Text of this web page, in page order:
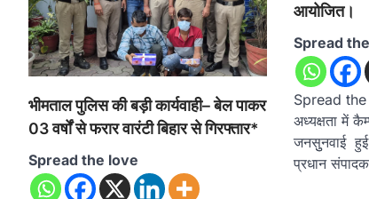
भीमताल पुलिस की बड़ी कार्यवाही– बेल पाकर
03 वर्षों से फरार वारंटी बिहार से गिरफ्तार*
Spread the love
आयोजित।
Spread
Spread the
अध्यक्षता में
जनसुुनवाई
प्रधान